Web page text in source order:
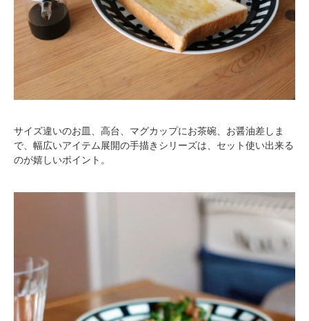
サイズ違いのお皿、高台、マグカップにお茶碗、お醤油差しま
で、幅広いアイテム展開の手描きシリーズは、セット使い出来る
のが嬉しいポイント。